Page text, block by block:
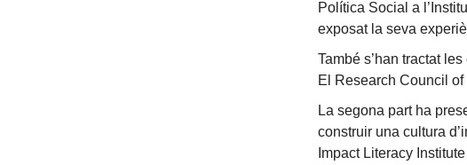
Política Social a
exposat la seva
També s’han tractat
El Research Council
La segona part ha
construir una cultura
Impact Literacy